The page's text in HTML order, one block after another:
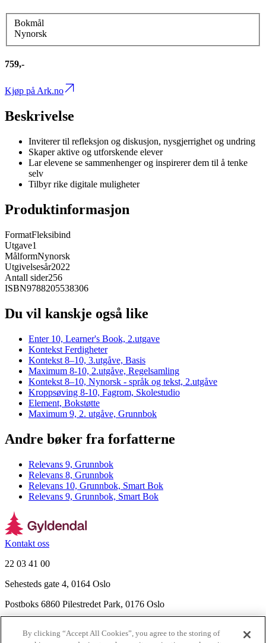
Bokmål
Nynorsk
759,-
Kjøp på Ark.no
Beskrivelse
Inviterer til refleksjon og diskusjon, nysgjerrighet og undring
Skaper aktive og utforskende elever
Lar elevene se sammenhenger og inspirerer dem til å tenke
selv
Tilbyr rike digitale muligheter
Produktinformasjon
FormatFleksibind
Utgave1
MålformNynorsk
Utgivelsesår2022
Antall sider256
ISBN9788205538306
Du vil kanskje også like
Enter 10, Learner's Book, 2.utgave
Kontekst Ferdigheter
Kontekst 8–10, 3.utgåve, Basis
Maximum 8-10, 2.utgåve, Regelsamling
Kontekst 8–10, Nynorsk - språk og tekst, 2.utgåve
Kroppsøving 8-10, Fagrom, Skolestudio
Element, Bokstøtte
Maximum 9, 2. utgåve, Grunnbok
Andre bøker fra forfatterne
Relevans 9, Grunnbok
Relevans 8, Grunnbok
Relevans 10, Grunnbok, Smart Bok
Relevans 9, Grunnbok, Smart Bok
Kontakt oss
22 03 41 00
Sehesteds gate 4, 0164 Oslo
Postboks 6860 Pilestredet Park, 0176 Oslo
By clicking “Accept All Cookies”, you agree to the storing of